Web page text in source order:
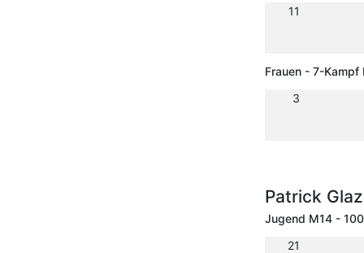
11
Frauen - 7-
3
Patrick
Jugend M14 -
21